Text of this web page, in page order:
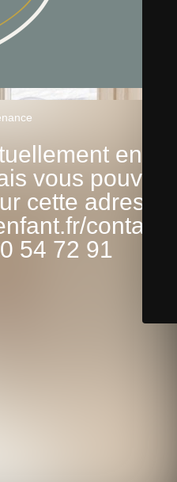
en
vous pouvez
cette adresse:
contact/
54 72 91